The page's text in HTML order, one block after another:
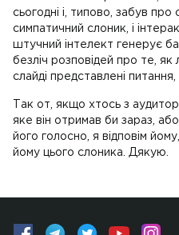
сьогодні і, типово, забув
симпатичний слоник, і
штучний інтелект генерує
безліч розповідей про те, як
слайді представлені
Так от, якщо хтось з
яке він отримав би зараз,
його голосно, я відповім
йому цього слоника. Дякую.